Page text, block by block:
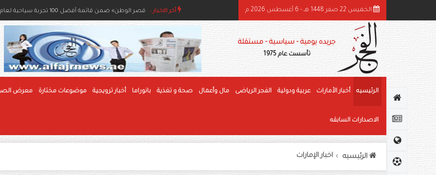
أخر الاخبار :
مسابقات الفاكهة بمهرجان الوثبة للرطب تعزز جودة الوثبة للرطب يتوج الفائزين في «خرايف البيت» والمانجو
الخميس 22 صفر 1448 هـ - 6 أغسطس 2026 م
جريده يومية - سياسية - مستقلة
تأسست عام 1975
الرئيسيه أخبار الأمارات عربية ودولية الفجر الرياضى مال وأعمال صحة و تغذية بانوراما أخبار ترويجية موضوعات مختارة معرض
الاصدارات السابقه
الرئيسيه اخبار الإمارات